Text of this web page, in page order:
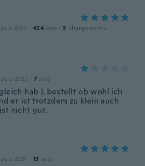
2017 · 424 avis · 3 chargements
2020 · 7 avis
hab L bestellt ob wohl ich
er ist trotzdem zu klein auch
nicht gut.
2021 · 13 avis